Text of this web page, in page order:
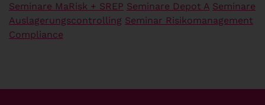
Seminare MaRisk + SREP Seminare Depot A Seminare
Auslagerungscontrolling Seminar Risikomanagement
Compliance